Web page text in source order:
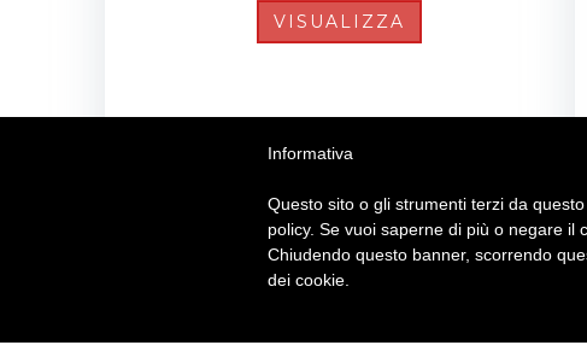
VISUALIZZA
Informativa
Questo sito o gli strumenti terzi da
policy. Se vuoi saperne di più o negare il
Chiudendo questo banner, scorrendo
dei cookie.